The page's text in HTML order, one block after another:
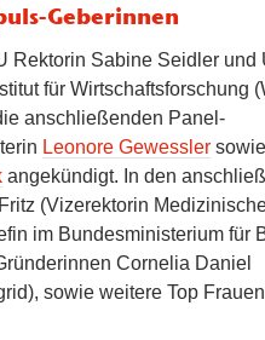
Geberinnen
Rektorin Sabine Seidler und
für Wirtschaftsforschung
anschließenden Panel-
Leonore Gewessler sowie
angekündigt. In den
(Vizerektorin
im Bundesministerium für
Cornelia Daniel
sowie weitere Top